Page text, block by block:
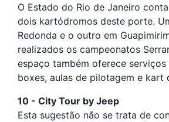
O Estado do Rio de Janeiro
dois kartódromos deste porte.
Redonda e o outro em
realizados os campeonatos
espaço também oferece
boxes, aulas de pilotagem e kart
10 - City Tour by Jeep
Esta sugestão não se trata de